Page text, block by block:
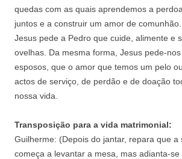
quedas com as quais aprendemos a
juntos e a construir um amor de comunhão.
Jesus pede a Pedro que cuide, alimente e
ovelhas. Da mesma forma, Jesus pede-
esposos, que o amor que temos um pelo
actos de serviço, de perdão e de doação
nossa vida.
Transposição para a vida matrimonial:
Guilherme: (Depois do jantar, repara que a
começa a levantar a mesa, mas adianta-se